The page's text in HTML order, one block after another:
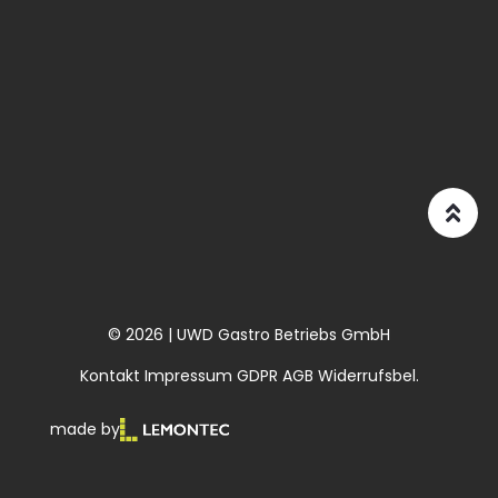
© 2026 | UWD Gastro Betriebs GmbH
Kontakt Impressum GDPR AGB Widerrufsbel.
made by